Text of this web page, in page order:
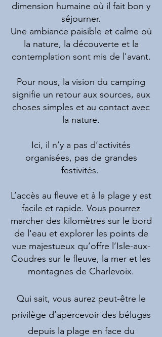
dimension humaine où il fait bon y
séjourner.
Une ambiance paisible et calme où
la nature, la découverte et la
contemplation sont mis de l'avant.
Pour nous, la vision du camping
signifie un retour aux sources, aux
choses simples et au contact avec
la nature.
Ici, il n’y a pas d’activités
organisées, pas de grandes
festivités.
L’accès au fleuve et à la plage y est
facile et rapide. Vous pourrez
marcher des kilomètres sur le bord
de l'eau et explorer les points de
vue majestueux qu’offre l’Isle-aux-
Coudres sur le fleuve, la mer et les
montagnes de Charlevoix.​
Qui sait, vous aurez peut-être le
privilège d’apercevoir des bélugas
depuis la plage en face du